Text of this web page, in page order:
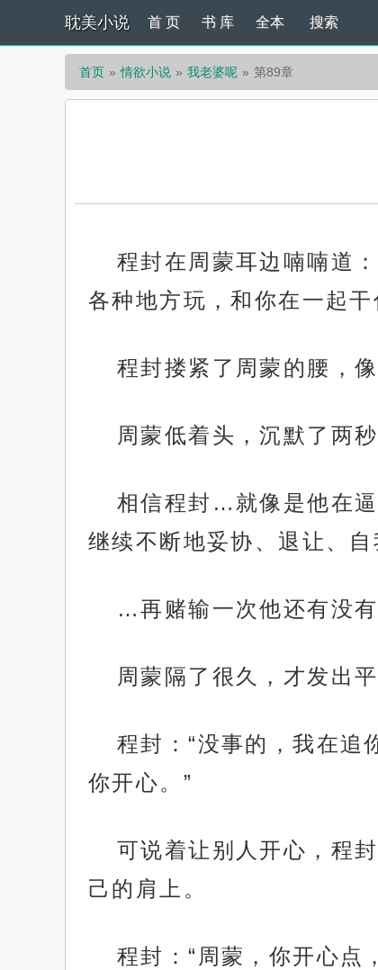
耽美小说 首 页 书 库 全本 搜索
首页 情欲小说 我老婆呢 第89章
程封在周蒙耳边喃喃道
各种地方玩，和你在一起
程封搂紧了周蒙的腰，
周蒙低着头，沉默了两
相信程封…就像是他在逼
继续不断地妥协、退让、
…再赌输一次他还有没有
周蒙隔了很久，才发出
程封：“没事的，我在
你开心。”
可说着让别人开心，程
己的肩上。
程封：“周蒙，你开心点